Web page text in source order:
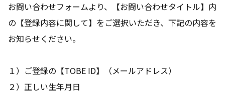
お問い合わせフォームより、【お問い合わせタイトル】内
の【登録内容に関して】をご選択いただき、下記の内容を
お知らせください。
１）ご登録の【TOBE ID】（メールアドレス）
２）正しい生年月日